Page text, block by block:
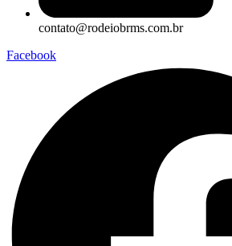
contato@rodeiobrms.com.br
Facebook